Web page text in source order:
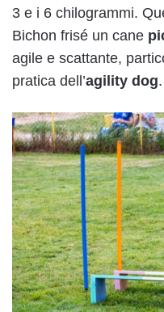
3 e i 6 chilogrammi.
Bichon frisé un cane
agile e scattante,
pratica dell’agility dog.